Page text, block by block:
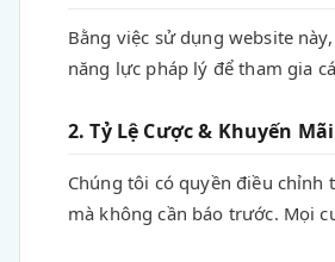
Bằng việc sử dụng website
năng lực pháp lý để tham gia
2. Tỷ Lệ Cược & Khuyến Mãi
Chúng tôi có quyền điều chỉnh
mà không cần báo trước. Mọi